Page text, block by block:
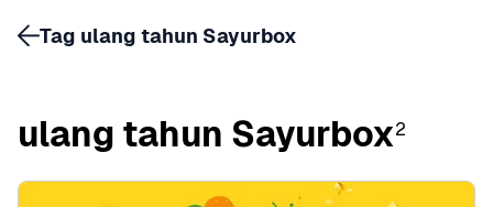
ulang tahun Sayurbox2
Tag ulang tahun Sayurbox